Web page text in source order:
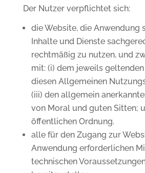
Der Nutzer verpflichtet sich:
die Website, die Anwendung
Inhalte und Dienste
rechtmäßig zu nutzen, und
mit: (i) dem jeweils geltenden
diesen Allgemeinen
(iii) den allgemein
von Moral und guten Sitten;
öffentlichen Ordnung.
alle für den Zugang zur
Anwendung erforderlichen
technischen